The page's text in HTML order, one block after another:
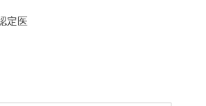
ス
ダウンタイム：特になし
定医